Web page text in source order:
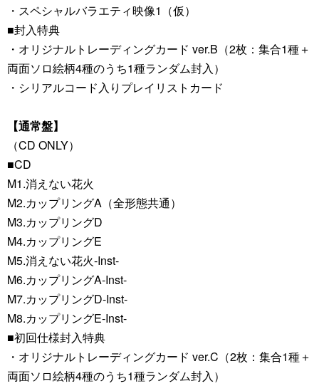
・スペシャルバラエティ映像1（仮）
■封入特典
・オリジナルトレーディングカード ver.B（2枚：集合1種＋
両面ソロ絵柄4種のうち1種ランダム封入）
・シリアルコード入りプレイリストカード
【通常盤】
（CD ONLY）
■CD
M1.消えない花火
M2.カップリングA（全形態共通）
M3.カップリングD
M4.カップリングE
M5.消えない花火-Inst-
M6.カップリングA-Inst-
M7.カップリングD-Inst-
M8.カップリングE-Inst-
■初回仕様封入特典
・オリジナルトレーディングカード ver.C（2枚：集合1種＋
両面ソロ絵柄4種のうち1種ランダム封入）